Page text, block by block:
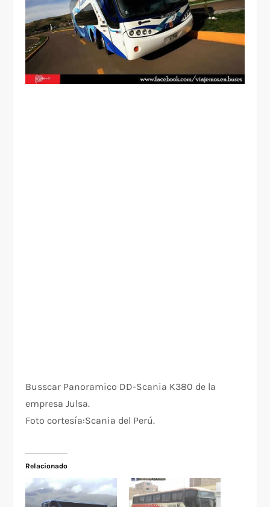
Busscar Panoramico DD-Scania K380 de la
empresa Julsa.
Foto cortesía:Scania del Perú.
Relacionado